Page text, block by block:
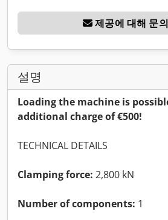
제공에 대해 문
설명
Loading the machine is
additional charge of €500!
TECHNICAL DETAILS
Clamping force: 2,800 kN
Number of components: 1